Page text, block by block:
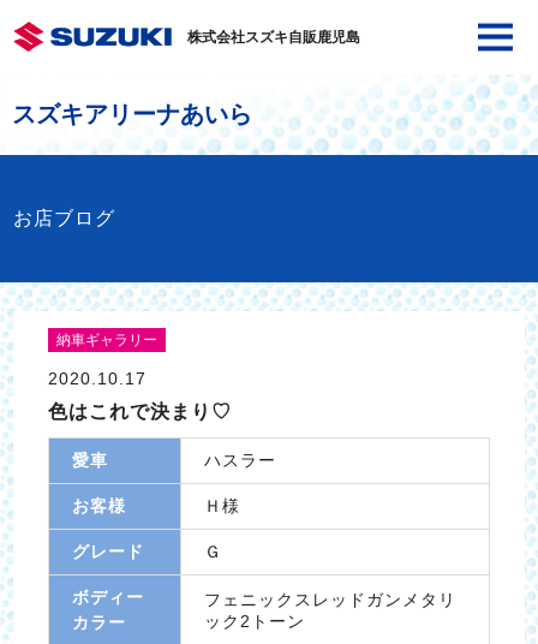
株式会社スズキ自販鹿児島
スズキアリーナあいら
お店ブログ
納車ギャラリー
2020.10.17
色はこれで決まり♡
愛車 ハスラー
お客様 Ｈ様
グレード Ｇ
ボディー
カラー
フェニックスレッドガンメタリ
ック2トーン